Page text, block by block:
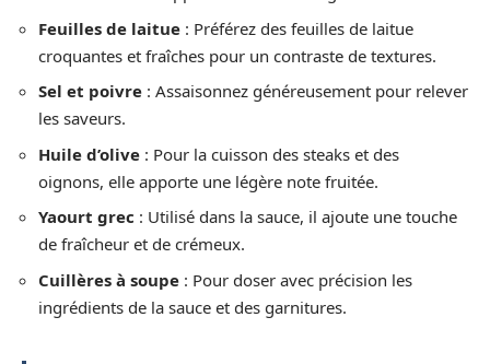
Feuilles de laitue : Préférez des feuilles de laitue
croquantes et fraîches pour un contraste de textures.
Sel et poivre : Assaisonnez généreusement pour relever
les saveurs.
Huile d’olive : Pour la cuisson des steaks et des
oignons, elle apporte une légère note fruitée.
Yaourt grec : Utilisé dans la sauce, il ajoute une touche
de fraîcheur et de crémeux.
Cuillères à soupe : Pour doser avec précision les
ingrédients de la sauce et des garnitures.